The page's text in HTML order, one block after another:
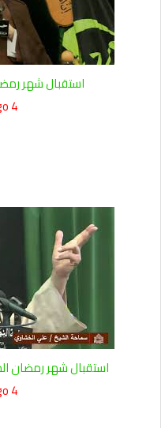
استقبال شهر
4 years ago
استقبال شهر رمضان المبارك -
4 years ago